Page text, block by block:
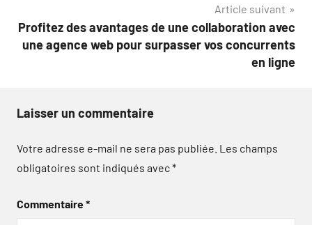
Article suivant
Profitez des avantages de une collaboration avec
une agence web pour surpasser vos concurrents
en ligne
Laisser un commentaire
Votre adresse e-mail ne sera pas publiée. Les champs
obligatoires sont indiqués avec*
Commentaire*